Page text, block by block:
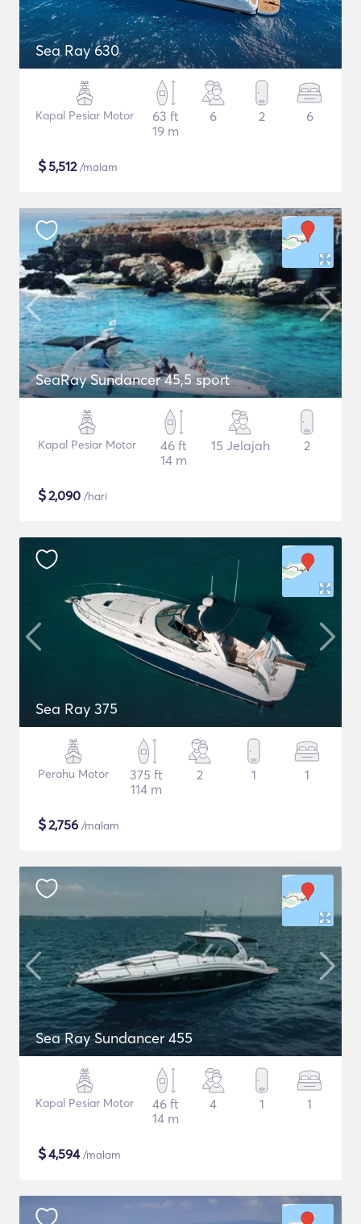
Sea Ray 630
Kapal Pesiar Motor
63 ft
19 m
6 2 6
$5,512/malam
SeaRay Sundancer 45,5 sport
Kapal Pesiar Motor
46 ft
14 m
15 Jelajah 2
$2,090 /hari
Sea Ray 375
Perahu Motor
375 ft
114 m
2 1 1
$2,756 /malam
Sea Ray Sundancer 455
Kapal Pesiar Motor
46 ft
14 m
4 1 1
$4,594/malam